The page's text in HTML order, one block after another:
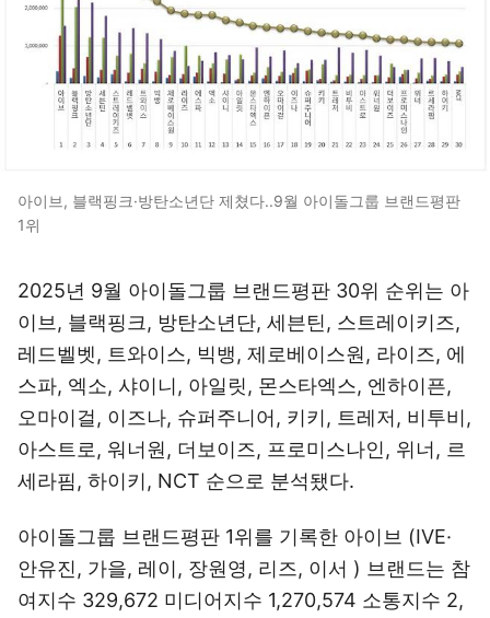
아이브, 블랙핑크·방탄소년단 제쳤다..9월 아이돌그룹 브랜드평판
1위
2025년 9월 아이돌그룹 브랜드평판 30위 순위는 아
이브, 블랙핑크, 방탄소년단, 세븐틴, 스트레이키즈,
레드벨벳, 트와이스, 빅뱅, 제로베이스원, 라이즈, 에
스파, 엑소, 샤이니, 아일릿, 몬스타엑스, 엔하이픈,
오마이걸, 이즈나, 슈퍼주니어, 키키, 트레저, 비투비,
아스트로, 워너원, 더보이즈, 프로미스나인, 위너, 르
세라핌, 하이키, NCT 순으로 분석됐다.
아이돌그룹 브랜드평판 1위를 기록한 아이브 (IVE·
안유진, 가을, 레이, 장원영, 리즈, 이서 ) 브랜드는 참
여지수 329,672 미디어지수 1,270,574 소통지수 2,